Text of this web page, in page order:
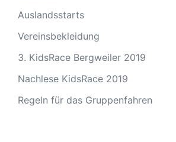
Auslandsstarts
Vereinsbekleidung
3. KidsRace Bergweiler 2019
Nachlese KidsRace 2019
Regeln für das Gruppenfahren